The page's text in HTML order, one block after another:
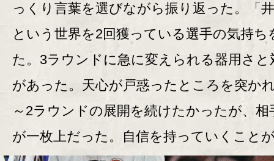
っくり言葉を選びながら振り返った。「
という世界を2回獲っている選手の気持ち
た。3ラウンドに急に変えられる器用さと
があった。天心が戸惑ったところを突か
～2ラウンドの展開を続けたかったが、相
が一枚上だった。自信を持っていくこと